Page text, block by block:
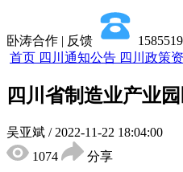
卧涛合作 | 反馈
首页 四川通知公告 四川政策
四川省制造业产业
吴亚斌 / 2022-11-22 18:04:00
1074
分享